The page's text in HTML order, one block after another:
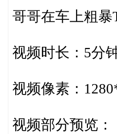
哥哥在车上粗
视频时长：5分
视频像素：
视频部分预览：